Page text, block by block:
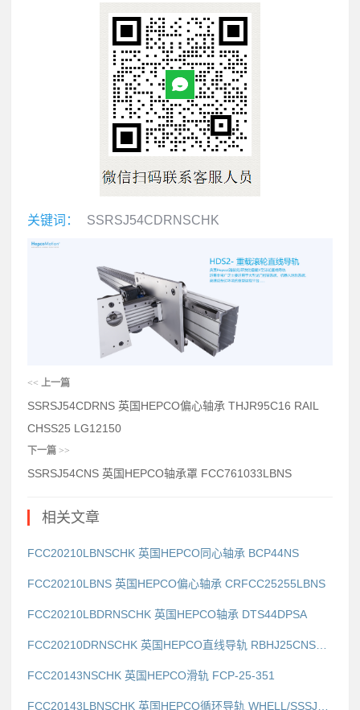
关键词： SSRSJ54CDRNSCHK
<< 上一篇
SSRSJ54CDRNS 英国HEPCO偏心轴承 THJR95C16 RAIL
CHSS25 LG12150
下一篇 >>
SSRSJ54CNS 英国HEPCO轴承罩 FCC761033LBNS
相关文章
FCC20210LBNSCHK 英国HEPCO同心轴承 BCP44NS
FCC20210LBNS 英国HEPCO偏心轴承 CRFCC25255LBNS
FCC20210LBDRNSCHK 英国HEPCO轴承 DTS44DPSA
FCC20143NSCHK 英国HEPCO滑轨 FCP-25-351